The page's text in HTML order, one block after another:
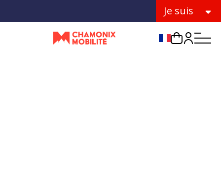
Je suis
Choix de la